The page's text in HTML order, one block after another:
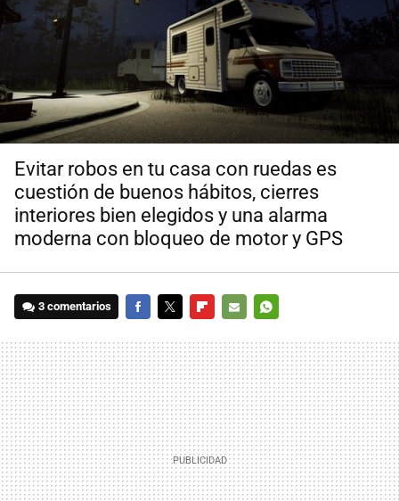
Evitar robos en tu casa con ruedas es
cuestión de buenos hábitos, cierres
interiores bien elegidos y una alarma
moderna con bloqueo de motor y GPS
3 comentarios
MAIL